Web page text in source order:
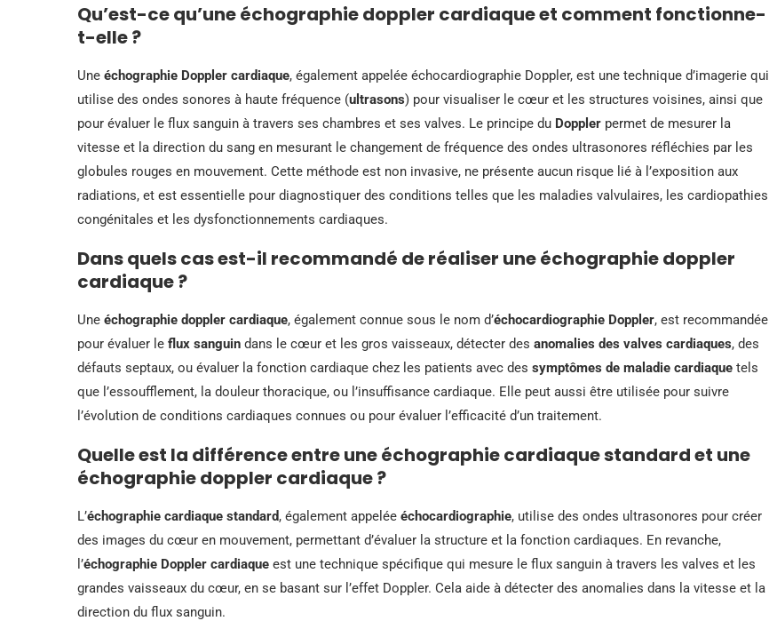
Qu’est-ce qu’une échographie doppler cardiaque et comment fonctionne-
t-elle ?
Une échographie Doppler cardiaque, également appelée échocardiographie Doppler, est une technique d’imagerie qui
utilise des ondes sonores à haute fréquence (ultrasons) pour visualiser le cœur et les structures voisines, ainsi que
pour évaluer le flux sanguin à travers ses chambres et ses valves. Le principe du Doppler permet de mesurer la
vitesse et la direction du sang en mesurant le changement de fréquence des ondes ultrasonores réfléchies par les
globules rouges en mouvement. Cette méthode est non invasive, ne présente aucun risque lié à l’exposition aux
radiations, et est essentielle pour diagnostiquer des conditions telles que les maladies valvulaires, les cardiopathies
congénitales et les dysfonctionnements cardiaques.
Dans quels cas est-il recommandé de réaliser une échographie doppler
cardiaque ?
Une échographie doppler cardiaque, également connue sous le nom d’échocardiographie Doppler, est recommandée
pour évaluer le flux sanguin dans le cœur et les gros vaisseaux, détecter des anomalies des valves cardiaques, des
défauts septaux, ou évaluer la fonction cardiaque chez les patients avec des symptômes de maladie cardiaque tels
que l’essoufflement, la douleur thoracique, ou l’insuffisance cardiaque. Elle peut aussi être utilisée pour suivre
l’évolution de conditions cardiaques connues ou pour évaluer l’efficacité d’un traitement.
Quelle est la différence entre une échographie cardiaque standard et une
échographie doppler cardiaque ?
L’échographie cardiaque standard, également appelée échocardiographie, utilise des ondes ultrasonores pour créer
des images du cœur en mouvement, permettant d’évaluer la structure et la fonction cardiaques. En revanche,
l’échographie Doppler cardiaque est une technique spécifique qui mesure le flux sanguin à travers les valves et les
grandes vaisseaux du cœur, en se basant sur l’effet Doppler. Cela aide à détecter des anomalies dans la vitesse et la
direction du flux sanguin.